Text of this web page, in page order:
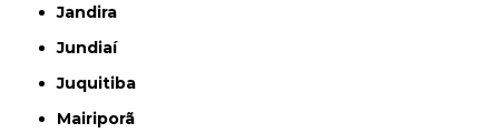
Jandira
Jundiaí
Juquitiba
Mairiporã